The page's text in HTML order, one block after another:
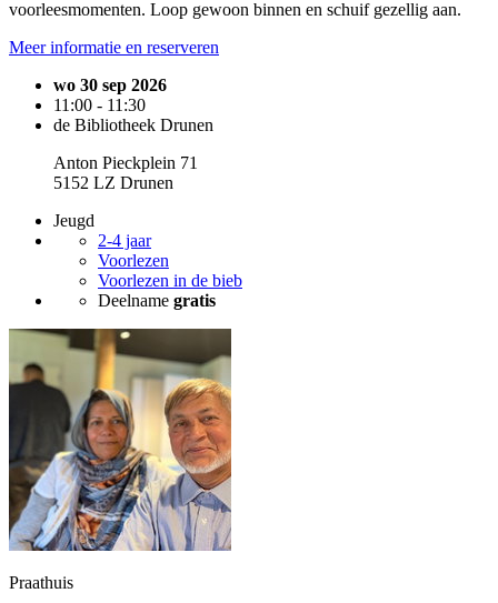
voorleesmomenten. Loop gewoon binnen en schuif gezellig aan.
Meer informatie en reserveren
wo 30 sep 2026
11:00 - 11:30
de Bibliotheek Drunen
Anton Pieckplein 71
5152 LZ Drunen
Jeugd
2-4 jaar
Voorlezen
Voorlezen in de bieb
Deelname gratis
Praathuis